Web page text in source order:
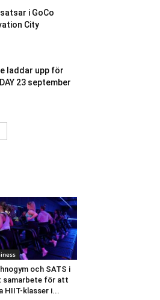
i GoCo
City
laddar upp för
23 september
och SATS i
samarbete för att
HIIT-klasser i...